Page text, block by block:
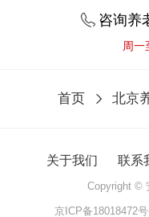
咨询养
周一
首页 北京
关于我们 联系
Copyright ©
京ICP备18018472